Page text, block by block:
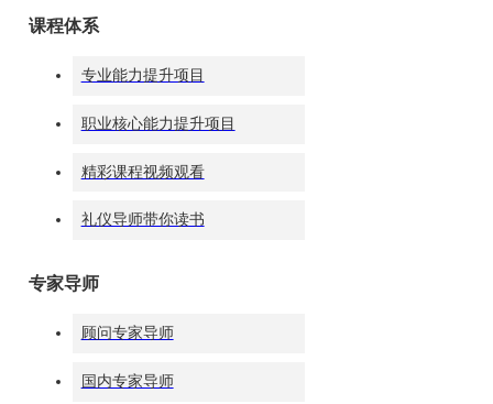
张娟
礼仪培训师专
控组组长
陈霁润
课程体系
专业能力提升项目
职业核心能力提升项目
精彩课程视频观看
礼仪导师带你读书
专家导师
顾问专家导师
国内专家导师